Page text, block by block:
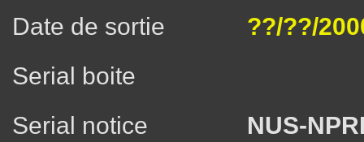
Date de sortie
??/??/
Serial boite
Serial notice
NUS-